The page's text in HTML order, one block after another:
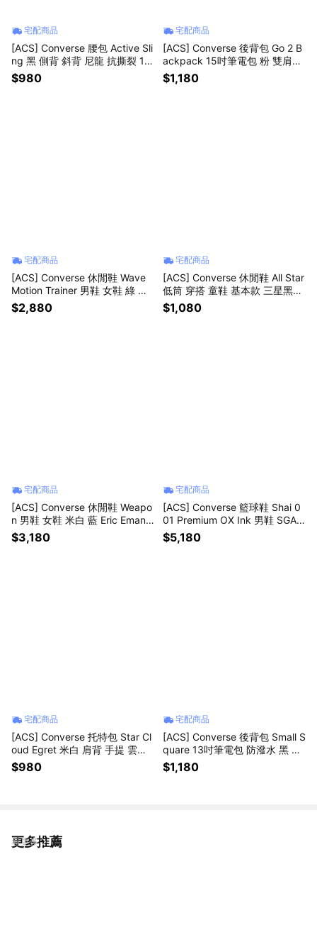
宅配商品
[ACS] Converse 腰包 Active Sli
ng 黑 側背 斜背 尼龍 抗撕裂 10
026645A01
$980
宅配商品
[ACS] Converse 後背包 Go 2 B
ackpack 15吋筆電包 粉 雙肩包
書包 水瓶側袋 10020533A28
$1,180
宅配商品
[ACS] Converse 休閒鞋 Wave
Motion Trainer 男鞋 女鞋 綠 米
白 厚底 老爹鞋 A20398C
$2,880
宅配商品
[ACS] Converse 休閒鞋 All Star
低筒 穿搭 童鞋 基本款 三星黑標
帆布 簡約 中童 黑 米白 368986
C
$1,080
宅配商品
[ACS] Converse 休閒鞋 Weapo
n 男鞋 女鞋 米白 藍 Eric Emanu
el 聯名款 A19036C
$3,180
宅配商品
[ACS] Converse 籃球鞋 Shai 0
01 Premium OX Ink 男鞋 SGA
藍 拉鍊 A23978C
$5,180
宅配商品
[ACS] Converse 托特包 Star Cl
oud Egret 米白 肩背 手提 雲朵
包 星星 UA5824W2Y
$980
宅配商品
[ACS] Converse 後背包 Small S
quare 13吋筆電包 防潑水 黑 書
包 10026013A01
$1,180
更多推薦
看更多